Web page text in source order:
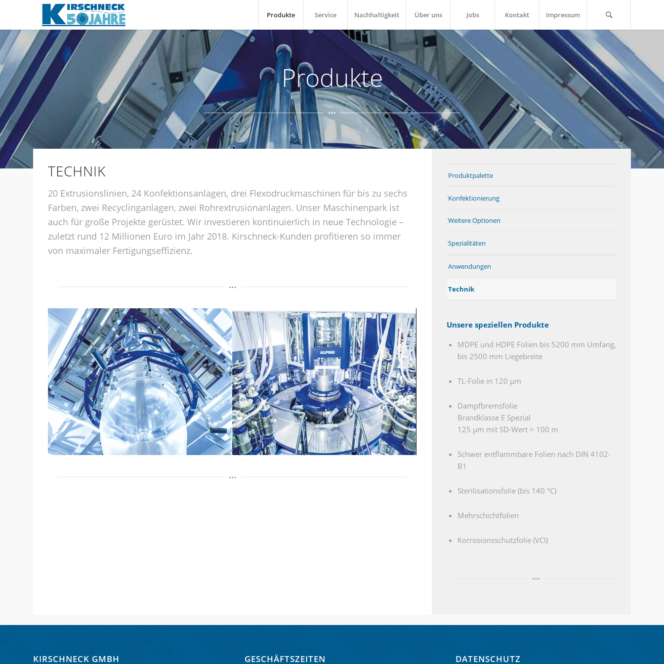
Produkte Service Nachhaltigkeit Über uns Jobs Kontakt Impressum
Produkte
TECHNIK
20 Extrusionslinien, 24 Konfektionsanlagen, drei Flexodruckmaschinen für bis zu sechs
Farben, zwei Recyclinganlagen, zwei Rohrextrusionanlagen. Unser Maschinenpark ist
auch für große Projekte gerüstet. Wir investieren kontinuierlich in neue Technologie –
zuletzt rund 12 Millionen Euro im Jahr 2018. Kirschneck-Kunden profitieren so immer
von maximaler Fertigungseffizienz.
Produktpalette
Konfektionierung
Weitere Optionen
Spezialitäten
Anwendungen
Technik
Unsere speziellen Produkte
MDPE und HDPE Folien bis 5200 mm Umfang,
bis 2500 mm Liegebreite
TL-Folie in 120 μm
Dampfbremsfolie
Brandklasse E Spezial
125 μm mit SD-Wert > 100 m
Schwer entflammbare Folien nach DIN 4102-
B1
Sterilisationsfolie (bis 140 °C)
Mehrschichtfolien
Korrosionsschutzfolie (VCI)
KIRSCHNECK GMBH GESCHÄFTSZEITEN DATENSCHUTZ